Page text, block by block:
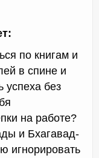
по книгам и
в спине и
успеха без
на работе?
и Бхагавад-
игнорировать